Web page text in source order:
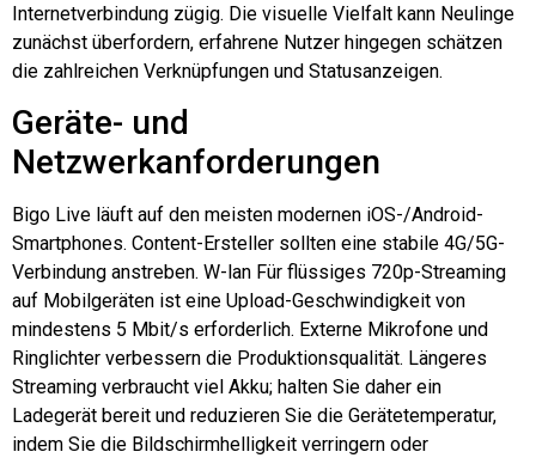
Internetverbindung zügig. Die visuelle Vielfalt kann Neulinge
zunächst überfordern, erfahrene Nutzer hingegen schätzen
die zahlreichen Verknüpfungen und Statusanzeigen.
Geräte- und
Netzwerkanforderungen
Bigo Live läuft auf den meisten modernen iOS-/Android-
Smartphones. Content-Ersteller sollten eine stabile 4G/5G-
Verbindung anstreben. W-lan Für flüssiges 720p-Streaming
auf Mobilgeräten ist eine Upload-Geschwindigkeit von
mindestens 5 Mbit/s erforderlich. Externe Mikrofone und
Ringlichter verbessern die Produktionsqualität. Längeres
Streaming verbraucht viel Akku; halten Sie daher ein
Ladegerät bereit und reduzieren Sie die Gerätetemperatur,
indem Sie die Bildschirmhelligkeit verringern oder